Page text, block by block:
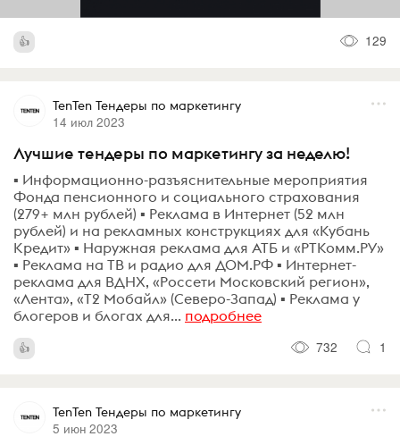
129
TenTen Тендеры по маркетингу
14 июл 2023
Лучшие тендеры по маркетингу за неделю!
▪️ Информационно-разъяснительные мероприятия
Фонда пенсионного и социального страхования
(279+ млн рублей) ▪️ Реклама в Интернет (52 млн
рублей) и на рекламных конструкциях для «Кубань
Кредит» ▪️ Наружная реклама для АТБ и «РТКомм.РУ»
▪️ Реклама на ТВ и радио для ДОМ.РФ ▪️ Интернет-
реклама для ВДНХ, «Россети Московский регион»,
«Лента», «Т2 Мобайл» (Северо-Запад) ▪️ Реклама у
блогеров и блогах для... подробнее
732
1
TenTen Тендеры по маркетингу
5 июн 2023